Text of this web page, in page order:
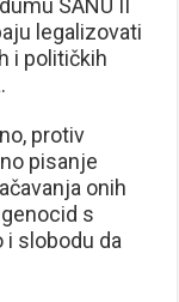
SANU II
legalizovati
i političkih
protiv
pisanje
onih
s
i slobodu da